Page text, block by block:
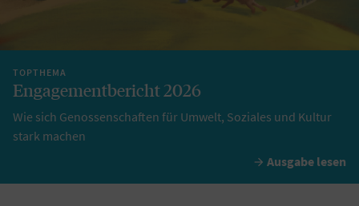
TOPTHEMA
Engagementbericht 2026
Wie sich Genossenschaften für Umwelt, Soziales und Kultur
stark machen
 Ausgabe lesen